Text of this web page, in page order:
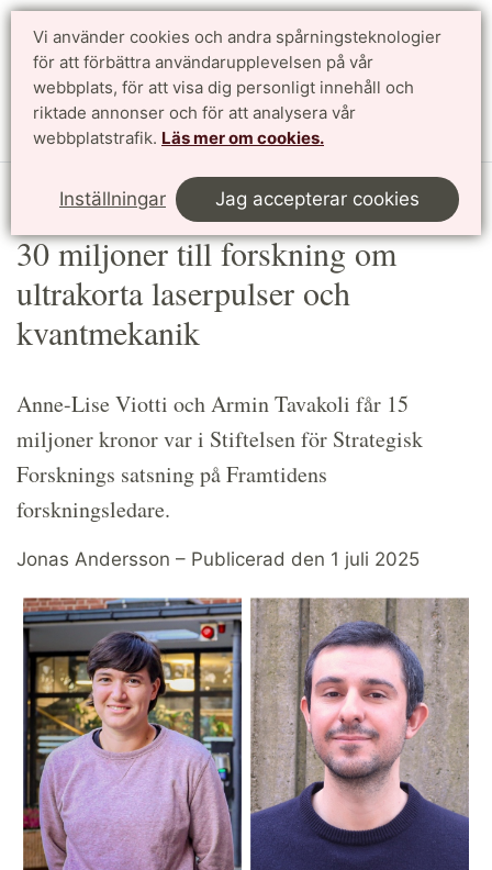
Vi använder cookies och andra spårningsteknologier
för att förbättra användarupplevelsen på vår
webbplats, för att visa dig personligt innehåll och
riktade annonser och för att analysera vår
webbplatstrafik. Läs mer om cookies.
Inställningar Jag accepterar cookies
Sök
30 miljoner till forskning om
ultrakorta laserpulser och
kvantmekanik
Anne-Lise Viotti och Armin Tavakoli får 15
miljoner kronor var i Stiftelsen för Strategisk
Forsknings satsning på Framtidens
forskningsledare.
Jonas Andersson – Publicerad den 1 juli 2025